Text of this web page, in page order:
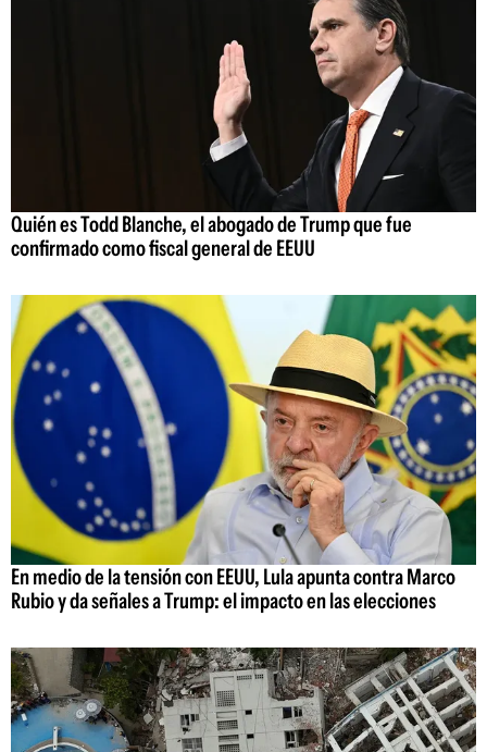
Quién es Todd Blanche, el abogado de Trump que fue
confirmado como fiscal general de EEUU
En medio de la tensión con EEUU, Lula apunta contra Marco
Rubio y da señales a Trump: el impacto en las elecciones